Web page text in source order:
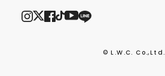
© L.W.C. Co.,Ltd.